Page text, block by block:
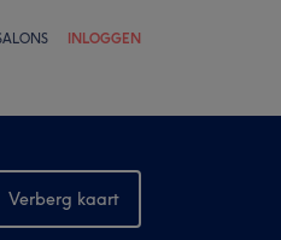
INLOGGEN
Verberg kaart
Bekijk kaart